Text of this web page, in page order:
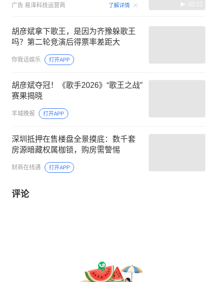
广告 易泽科技运营商 了解详情 00:27
胡彦斌拿下歌王，是因为齐豫躲歌王
吗？第二轮竞演后得票率差距大
你我话娱乐 打开APP
胡彦斌夺冠！《歌手2026》“歌王之战”
赛果揭晓
羊城晚报 打开APP
深圳抵押在售楼盘全景摸底：数千套
房源暗藏权属枷锁，购房需警惕
财商在线通 打开APP
评论